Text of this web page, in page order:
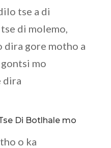
tse a di
di molemo,
dira gore motho a
mo
dira
Di Botlhale mo
o ka